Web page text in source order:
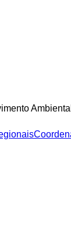
Ambiental